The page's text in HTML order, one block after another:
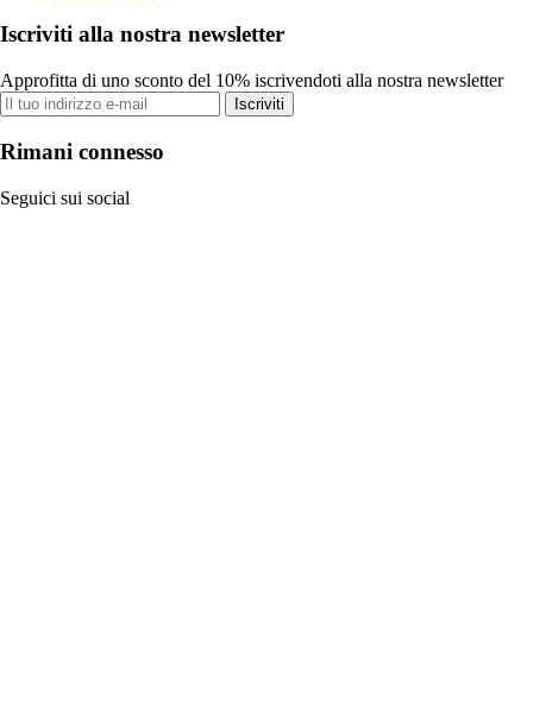
Iscriviti alla nostra newsletter
Approfitta di uno sconto del 10% iscrivendoti alla nostra newsletter
Iscriviti
Rimani connesso
Seguici sui social